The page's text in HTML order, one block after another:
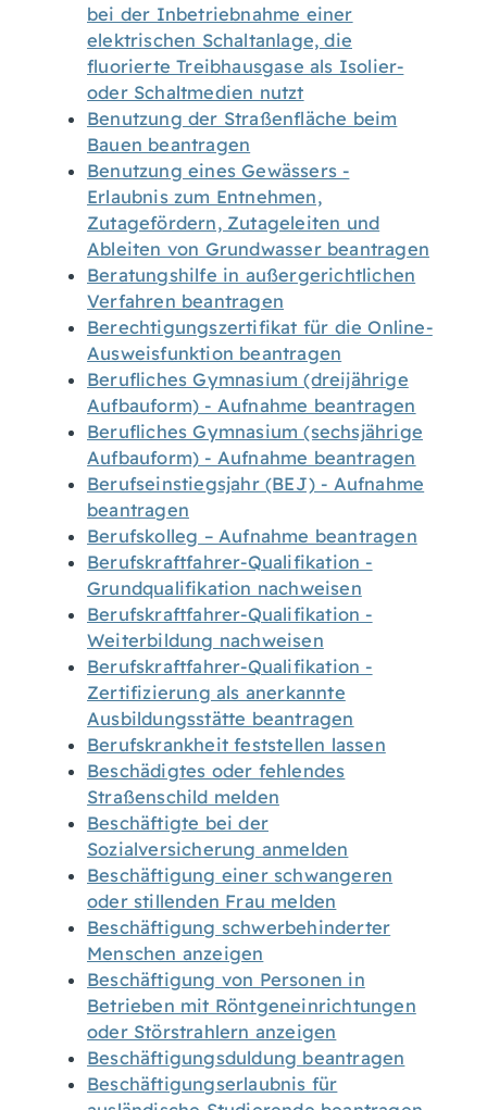
bei der Inbetriebnahme einer
elektrischen Schaltanlage, die
fluorierte Treibhausgase als Isolier-
oder Schaltmedien nutzt
Benutzung der Straßenfläche beim
Bauen beantragen
Benutzung eines Gewässers -
Erlaubnis zum Entnehmen,
Zutagefördern, Zutageleiten und
Ableiten von Grundwasser beantragen
Beratungshilfe in außergerichtlichen
Verfahren beantragen
Berechtigungszertifikat für die Online-
Ausweisfunktion beantragen
Berufliches Gymnasium (dreijährige
Aufbauform) - Aufnahme beantragen
Berufliches Gymnasium (sechsjährige
Aufbauform) - Aufnahme beantragen
Berufseinstiegsjahr (BEJ) - Aufnahme
beantragen
Berufskolleg – Aufnahme beantragen
Berufskraftfahrer-Qualifikation -
Grundqualifikation nachweisen
Berufskraftfahrer-Qualifikation -
Weiterbildung nachweisen
Berufskraftfahrer-Qualifikation -
Zertifizierung als anerkannte
Ausbildungsstätte beantragen
Berufskrankheit feststellen lassen
Beschädigtes oder fehlendes
Straßenschild melden
Beschäftigte bei der
Sozialversicherung anmelden
Beschäftigung einer schwangeren
oder stillenden Frau melden
Beschäftigung schwerbehinderter
Menschen anzeigen
Beschäftigung von Personen in
Betrieben mit Röntgeneinrichtungen
oder Störstrahlern anzeigen
Beschäftigungsduldung beantragen
Beschäftigungserlaubnis für